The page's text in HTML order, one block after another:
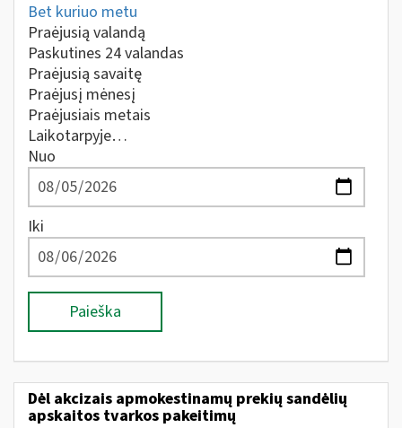
Bet kuriuo metu
Praėjusią valandą
Paskutines 24 valandas
Praėjusią savaitę
Praėjusį mėnesį
Praėjusiais metais
Laikotarpyje…
Nuo
Iki
Paieška
Dėl akcizais apmokestinamų prekių sandėlių
apskaitos tvarkos pakeitimų